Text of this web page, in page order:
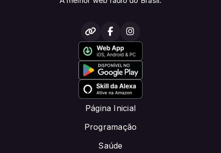
Página Inicial
Programação
Saúde